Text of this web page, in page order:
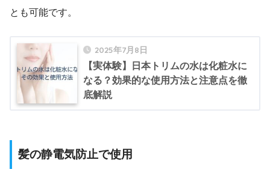
とも可能です。
2025年7月8日
【実体験】日本トリムの水は化粧水に
なる？効果的な使用方法と注意点を徹
底解説
髪の静電気防止で使用